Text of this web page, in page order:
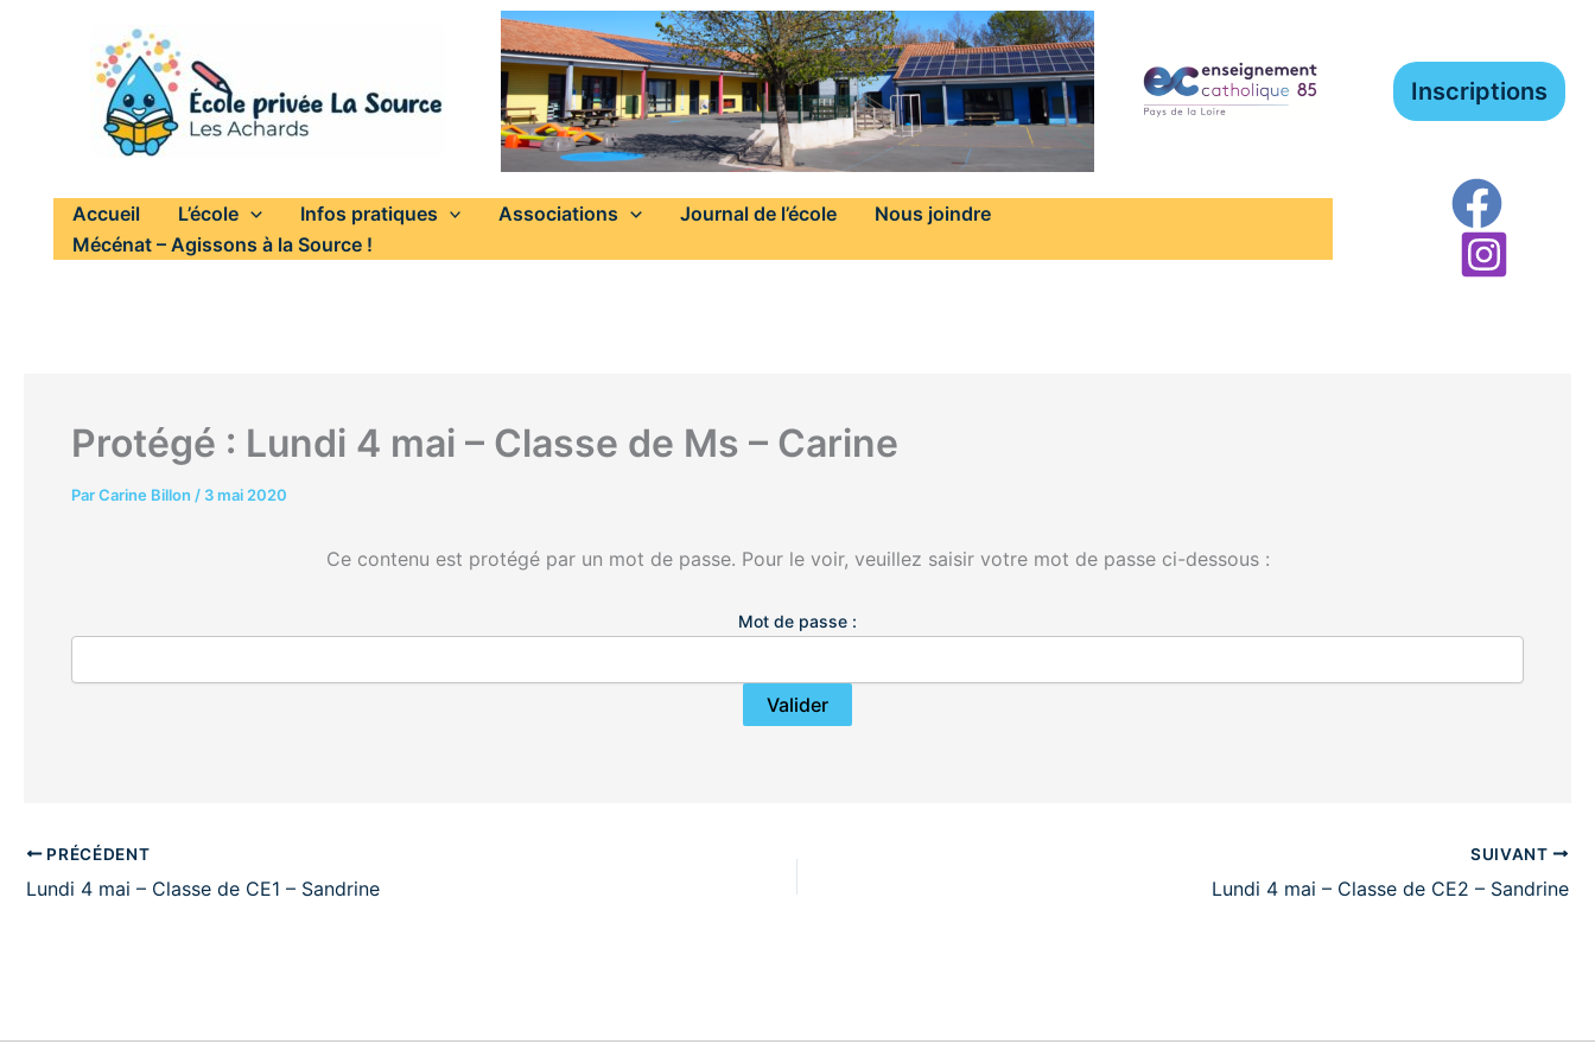
Inscriptions
Accueil L’école Infos pratiques Associations Journal de l’école
Nous joindre
Mécénat – Agissons à la Source !
Protégé : Lundi 4 mai – Classe de Ms – Carine
ParCarine Billon / 3 mai 2020
Ce contenu est protégé par un mot de passe. Pour le voir, veuillez saisir votre mot de passe ci-dessous :
Mot de passe :
PRÉCÉDENT
Lundi 4 mai – Classe de CE1 – Sandrine
SUIVANT
Lundi 4 mai – Classe de CE2 – Sandrine